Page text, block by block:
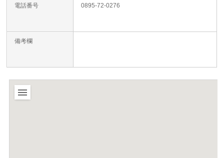
電話番号 0895-72-0276
備考欄